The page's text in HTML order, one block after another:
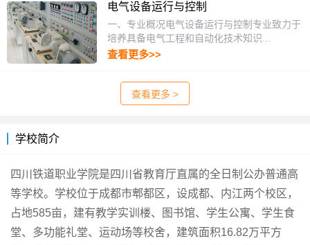
电气设备运行与控制
一、专业概况电气设备运行与控制专业致力于
培养具备电气工程和自动化技术知识...
查看更多>>
查看更多 >
学校简介
四川铁道职业学院是四川省教育厅直属的全日制公办普通高
等学校。学校位于成都市郫都区，设成都、内江两个校区，
占地585亩，建有教学实训楼、图书馆、学生公寓、学生食
堂、多功能礼堂、运动场等校舍，建筑面积16.82万平方